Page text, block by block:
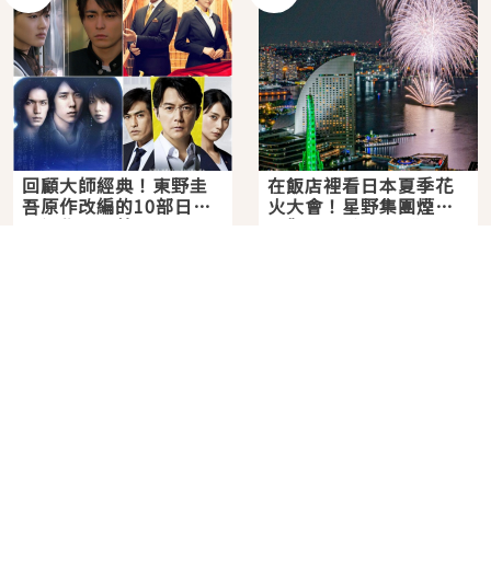
回顧大師經典！東野圭
吾原作改編的10部日本
影視作品推薦
在飯店裡看日本夏季花
火大會！星野集團煙火
景觀飯店6選，讓你不用